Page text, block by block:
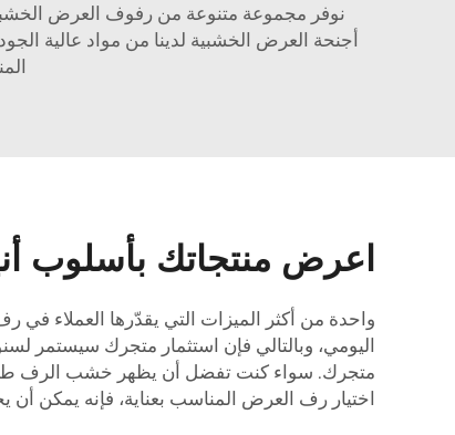
نوفر مجموعة متنوعة من رفوف العرض
أجنحة العرض الخشبية لدينا من مواد عالية
اعرض منتجاتك بأسلوب
واحدة من أكثر الميزات التي يقدّرها العملاء
اليومي، وبالتالي فإن استثمار متجرك سيستمر
متجرك. سواء كنت تفضل أن يظهر خشب الرف
اختيار رف العرض المناسب بعناية، فإنه يمكن أن